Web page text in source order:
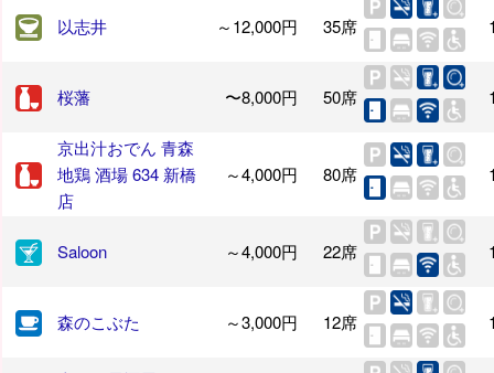
以志井 ～12,000円 35席
桜藩 〜8,000円 50席
京出汁おでん 青森
地鶏 酒場 634 新橋
店
～4,000円 80席
Saloon ～4,000円 22席
森のこぶた ～3,000円 12席